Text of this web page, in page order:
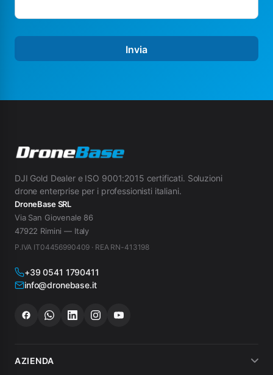
Invia
DJI Gold Dealer e ISO 9001:2015 certificati. Soluzioni
drone enterprise per i professionisti italiani.
DroneBase SRL
Via San Giovenale 86
47922 Rimini — Italy
P.IVA IT04456990409 · REA RN-413198
+39 0541 1790411
info@dronebase.it
AZIENDA